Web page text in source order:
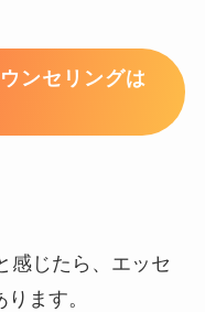
ンセリングは
感じたら、エッセ
ます。